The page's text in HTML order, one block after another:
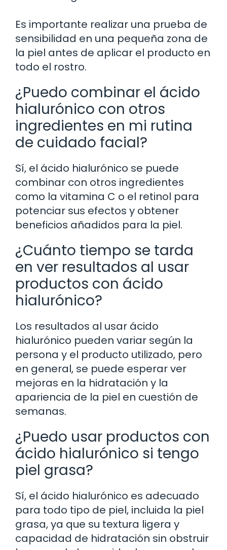
Es importante realizar una prueba de
sensibilidad en una pequeña zona de
la piel antes de aplicar el producto en
todo el rostro.
¿Puedo combinar el ácido
hialurónico con otros
ingredientes en mi rutina
de cuidado facial?
Sí, el ácido hialurónico se puede
combinar con otros ingredientes
como la vitamina C o el retinol para
potenciar sus efectos y obtener
beneficios añadidos para la piel.
¿Cuánto tiempo se tarda
en ver resultados al usar
productos con ácido
hialurónico?
Los resultados al usar ácido
hialurónico pueden variar según la
persona y el producto utilizado, pero
en general, se puede esperar ver
mejoras en la hidratación y la
apariencia de la piel en cuestión de
semanas.
¿Puedo usar productos con
ácido hialurónico si tengo
piel grasa?
Sí, el ácido hialurónico es adecuado
para todo tipo de piel, incluida la piel
grasa, ya que su textura ligera y
capacidad de hidratación sin obstruir